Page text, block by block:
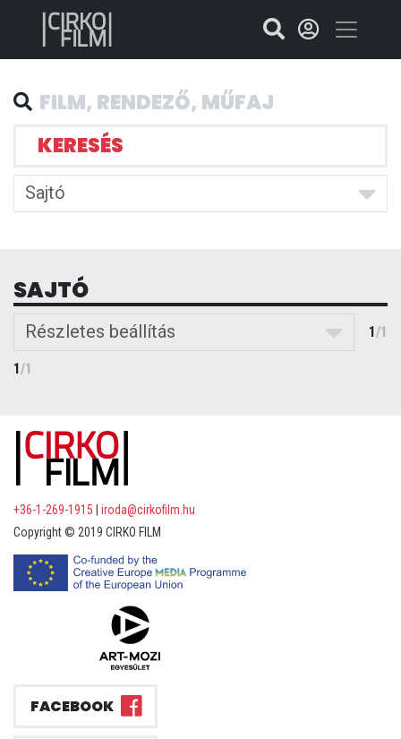
KERESÉS
Sajtó
SAJTÓ
Részletes beállítás 1/1
1/1
+36-1-269-1915
iroda@cirkofilm.hu
Copyright © 2019 CIRKO FILM
FACEBOOK